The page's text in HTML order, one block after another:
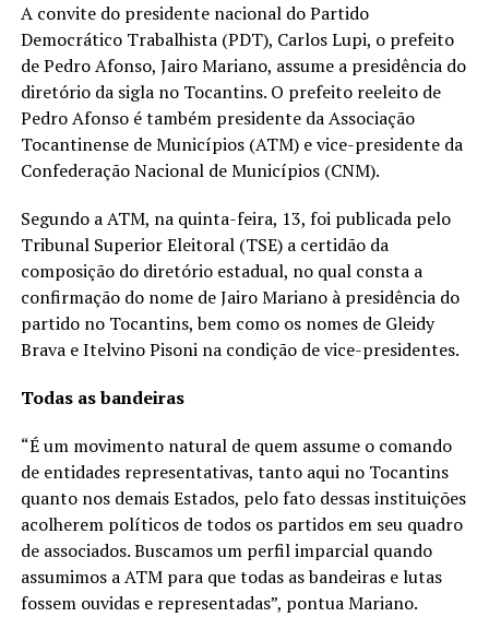
A convite do presidente nacional do Partido
Democrático Trabalhista (PDT), Carlos Lupi, o prefeito
de Pedro Afonso, Jairo Mariano, assume a presidência do
diretório da sigla no Tocantins. O prefeito reeleito de
Pedro Afonso é também presidente da Associação
Tocantinense de Municípios (ATM) e vice-presidente da
Confederação Nacional de Municípios (CNM).
Segundo a ATM, na quinta-feira, 13, foi publicada pelo
Tribunal Superior Eleitoral (TSE) a certidão da
composição do diretório estadual, no qual consta a
confirmação do nome de Jairo Mariano à presidência do
partido no Tocantins, bem como os nomes de Gleidy
Brava e Itelvino Pisoni na condição de vice-presidentes.
Todas as bandeiras
“É um movimento natural de quem assume o comando
de entidades representativas, tanto aqui no Tocantins
quanto nos demais Estados, pelo fato dessas instituições
acolherem políticos de todos os partidos em seu quadro
de associados. Buscamos um perfil imparcial quando
assumimos a ATM para que todas as bandeiras e lutas
fossem ouvidas e representadas”, pontua Mariano.